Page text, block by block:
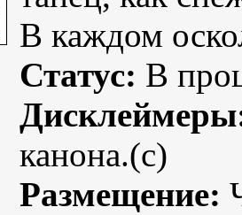
В каждом
Статус: В
канона.(с)
Размещение: